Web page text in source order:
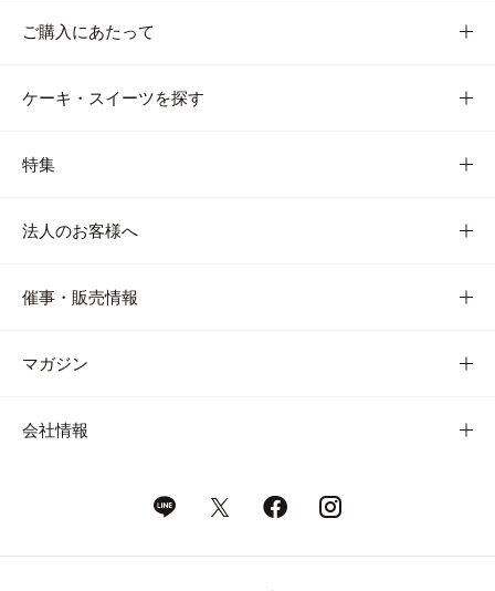
ご購入にあたって
ケーキ・スイーツを探す
特集
法人のお客様へ
催事・販売情報
マガジン
会社情報